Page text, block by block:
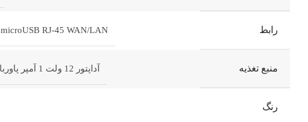
رابط microUSB RJ-45 WAN/LAN شیار سیم کارت
منبع تغذیه آداپتور 12 ولت 1 آمپر پاوربانک 5 ولت 2 آمپر
رنگ